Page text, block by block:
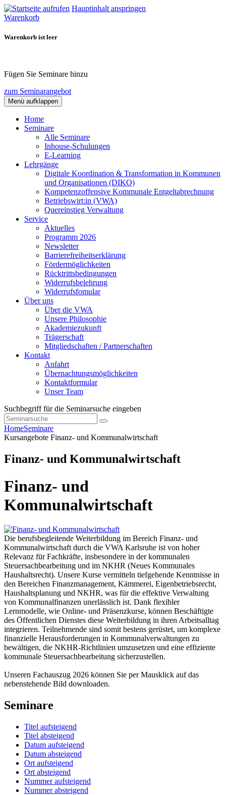
Hauptinhalt anspringen
Warenkorb
Warenkorb ist leer
Fügen Sie Seminare hinzu
zum Seminarangebot
Menü aufklappen
Home
Seminare
Alle Seminare
Inhouse-Schulungen
E-Learning
Lehrgänge
Digitale Koordination & Transformation in Kommunen
und Organisationen (DIKO)
Kompetenzoffensive Kommunale Entgeltabrechnung
Betriebswirt:in (VWA)
Quereinstieg Verwaltung
Service
Aktuelles
Programm 2026
Newsletter
Barrierefreiheitserklärung
Fördermöglichkeiten
Rücktrittsbedingungen
Widerrufsbelehrung
Widerrufsfomular
Über uns
Über die VWA
Unsere Philosophie
Akademiezukunft
Trägerschaft
Mitgliedschaften / Partnerschaften
Kontakt
Anfahrt
Übernachtungsmöglichkeiten
Kontaktformular
Unser Team
Suchbegriff für die Seminarsuche eingeben
HomeSeminare
Kursangebote Finanz- und Kommunalwirtschaft
Finanz- und Kommunalwirtschaft
Finanz- und
Kommunalwirtschaft
Die berufsbegleitende Weiterbildung im Bereich Finanz- und
Kommunalwirtschaft durch die VWA Karlsruhe ist von hoher
Relevanz für Fachkräfte, insbesondere in der kommunalen
Steuersachbearbeitung und im NKHR (Neues Kommunales
Haushaltsrecht). Unsere Kurse vermitteln tiefgehende Kenntnisse in
den Bereichen Finanzmanagement, Kämmerei, Eigenbetriebsrecht,
Haushaltsplanung und NKHR, was für die effektive Verwaltung
von Kommunalfinanzen unerlässlich ist. Dank flexibler
Lernmodelle, wie Online- und Präsenzkurse, können Beschäftigte
des Öffentlichen Dienstes diese Weiterbildung in ihren Arbeitsalltag
integrieren. Teilnehmende sind somit bestens gerüstet, um komplexe
finanzielle Herausforderungen in Kommunalverwaltungen zu
bewältigen, die NKHR-Richtlinien umzusetzen und eine effiziente
kommunale Steuersachbearbeitung sicherzustellen.
Unseren Fachauszug 2026 können Sie per Mausklick auf das
nebenstehende Bild downloaden.
Seminare
Titel aufsteigend
Titel absteigend
Datum aufsteigend
Datum absteigend
Ort aufsteigend
Ort absteigend
Nummer aufsteigend
Nummer absteigend